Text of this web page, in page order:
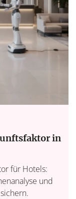
in
für Hotels:
und